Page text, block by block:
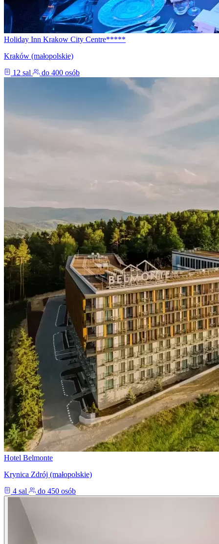
Holiday Inn Krakow City Centre*****
Kraków (małopolskie)
12 sal
do 400 osób
Hotel Belmonte
Krynica Zdrój (małopolskie)
4 sal
do 450 osób